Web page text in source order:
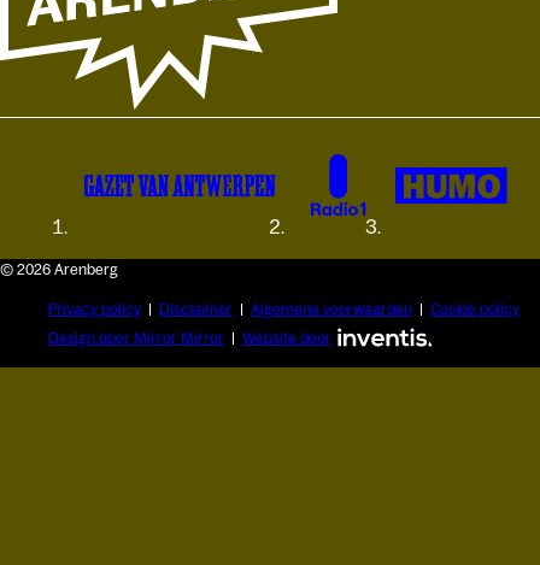
© 2026 Arenberg
Privacy policy Disclaimer Algemene voorwaarden
Cookie policy
Design door Mirror Mirror
Website door